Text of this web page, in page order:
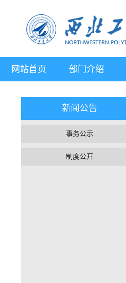
网站首页 部门介绍
新闻公告
事务公示
制度公开